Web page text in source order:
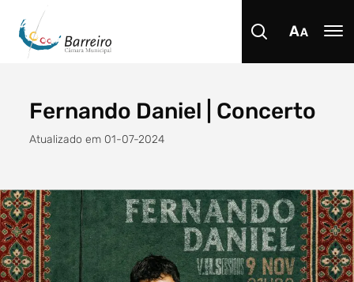
Procurar
Tipo de conteúdo
Fernando Daniel | Concerto
Atualizado em 01-07-2024